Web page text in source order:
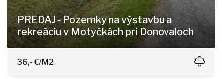
PREDAJ - Pozemky na výstavbu a
rekreáciu v Motyčkách pri Donovaloch
Motyčky, Banská Bystrica
36,- €/M2